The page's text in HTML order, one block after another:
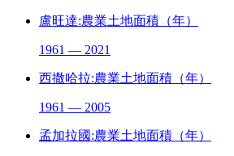
盧旺達:農業土地面積（年）
1961 — 2021
西撒哈拉:農業土地面積（年）
1961 — 2005
孟加拉國:農業土地面積（年）